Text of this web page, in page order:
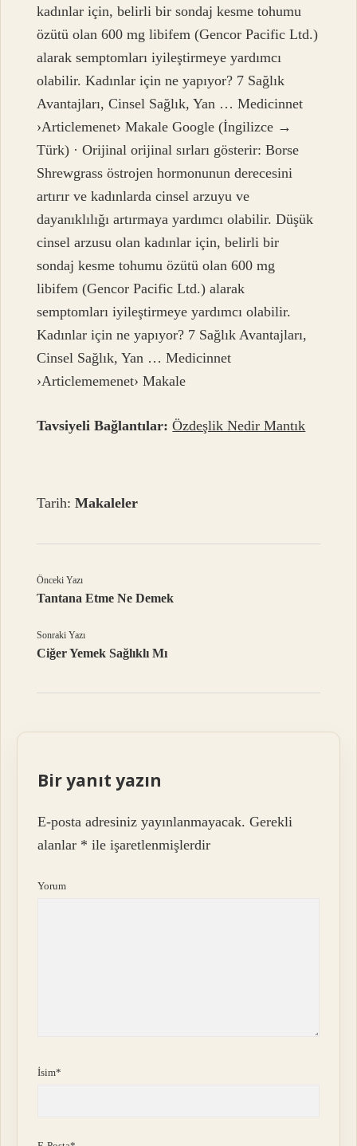
kadınlar için, belirli bir sondaj kesme tohumu
özütü olan 600 mg libifem (Gencor Pacific Ltd.)
alarak semptomları iyileştirmeye yardımcı
olabilir. Kadınlar için ne yapıyor? 7 Sağlık
Avantajları, Cinsel Sağlık, Yan … Medicinnet
›Articlemenet› Makale Google (İngilizce →
Türk) · Orijinal orijinal sırları gösterir: Borse
Shrewgrass östrojen hormonunun derecesini
artırır ve kadınlarda cinsel arzuyu ve
dayanıklılığı artırmaya yardımcı olabilir. Düşük
cinsel arzusu olan kadınlar için, belirli bir
sondaj kesme tohumu özütü olan 600 mg
libifem (Gencor Pacific Ltd.) alarak
semptomları iyileştirmeye yardımcı olabilir.
Kadınlar için ne yapıyor? 7 Sağlık Avantajları,
Cinsel Sağlık, Yan … Medicinnet
›Articlememenet› Makale
Tavsiyeli Bağlantılar: Özdeşlik Nedir Mantık
Tarih:Makaleler
Önceki Yazı
Tantana Etme Ne Demek
Sonraki Yazı
Ciğer Yemek Sağlıklı Mı
Bir yanıt yazın
E-posta adresiniz yayınlanmayacak. Gerekli
alanlar * ile işaretlenmişlerdir
Yorum
İsim*